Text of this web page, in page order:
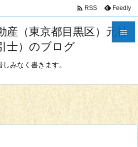
産（東京都目黒区）元社
士）のブログ
みなく書きます。

サイド

前へ
 RSS Feedly